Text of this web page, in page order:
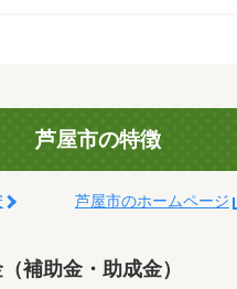
芦屋市の特徴
芦屋市のホームページ
補助金・助成金）